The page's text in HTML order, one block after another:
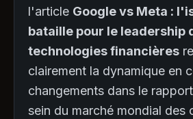
l'article Google vs Meta :
bataille pour le leadership
technologies financières
clairement la dynamique en
changements dans le
sein du marché mondial des